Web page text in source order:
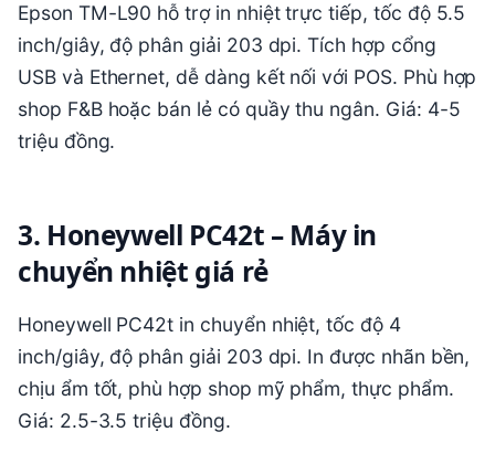
Epson TM-L90 hỗ trợ in nhiệt trực tiếp, tốc độ 5.5
inch/giây, độ phân giải 203 dpi. Tích hợp cổng
USB và Ethernet, dễ dàng kết nối với POS. Phù hợp
shop F&B hoặc bán lẻ có quầy thu ngân. Giá: 4-5
triệu đồng.
3. Honeywell PC42t – Máy in
chuyển nhiệt giá rẻ
Honeywell PC42t in chuyển nhiệt, tốc độ 4
inch/giây, độ phân giải 203 dpi. In được nhãn bền,
chịu ẩm tốt, phù hợp shop mỹ phẩm, thực phẩm.
Giá: 2.5-3.5 triệu đồng.